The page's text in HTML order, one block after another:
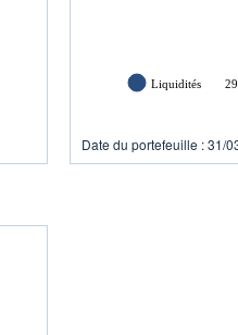
Liquidités
Date du portefeuille : 31/